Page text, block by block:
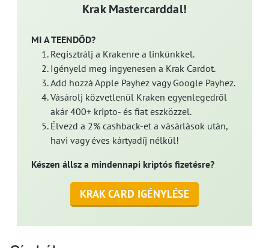
Krak Mastercarddal!
MI A TEENDŐD?
Regisztrálj a Krakenre a linkünkkel.
Igényeld meg ingyenesen a Krak Cardot.
Add hozzá Apple Payhez vagy Google Payhez.
Vásárolj közvetlenül Kraken egyenlegedről
akár 400+ kripto- és fiat eszközzel.
Élvezd a 2% cashback-et a vásárlások után,
havi vagy éves kártyadíj nélkül!
Készen állsz a mindennapi kriptós fizetésre?
KRAK CARD IGÉNYLÉSE